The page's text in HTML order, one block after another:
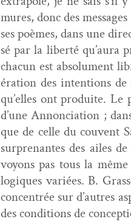
mures, donc des
ses poèmes, dans une
sé par la lib­erté qu’aura
cha­cun est absol­u­ment
éra­tion des inten­tions
qu’elles ont pro­duite. Le
d’une Annon­ci­a­tion ;
que de celle du cou­vent
sur­prenantes des ailes
voyons pas tous la
logiques var­iées. B.
con­cen­trée sur d’autres
des con­di­tions de